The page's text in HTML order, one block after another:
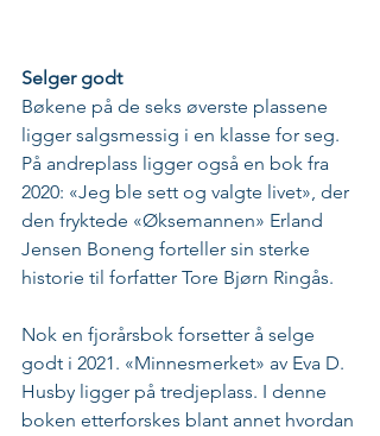
Selger godt
Bøkene på de seks øverste plassene
ligger salgsmessig i en klasse for seg.
På andreplass ligger også en bok fra
2020: «Jeg ble sett og valgte livet», der
den fryktede «Øksemannen» Erland
Jensen Boneng forteller sin sterke
historie til forfatter Tore Bjørn Ringås.
Nok en fjorårsbok forsetter å selge
godt i 2021. «Minnesmerket» av Eva D.
Husby ligger på tredjeplass. I denne
boken etterforskes blant annet hvordan